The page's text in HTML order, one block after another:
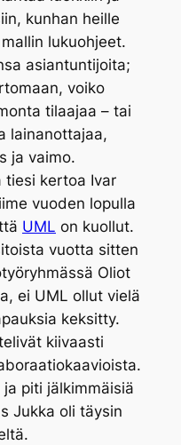
kunhan heille
lukuohjeet.
asiantuntijoita;
voiko
tilaajaa – tai
lainanottajaa,
ja vaimo.
tiesi kertoa Ivar
vuoden lopulla
UML on kuollut.
vuotta sitten
Oliot
ei UML ollut vielä
keksitty.
kiivaasti
piti jälkimmäisiä
Jukka oli täysin